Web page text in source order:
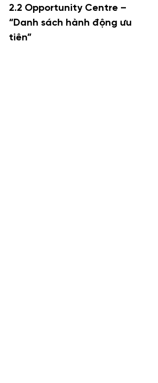
2.2 Opportunity Centre –
“Danh sách hành động ưu
tiên”